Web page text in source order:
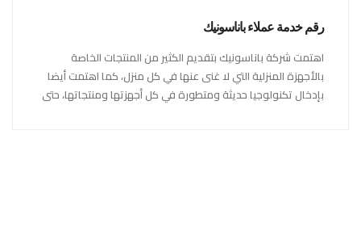
رقم خدمة عملاء باناسونيك
اهتمت شركة باناسونيك بتقديم الكثير من المنتجات الخاصة
بالأجهزة المنزلية التي لا غنى عنها في كل منزل، كما اهتمت أيضا
بإدخال تكنولوجيا حديثة ومتطورة في كل أجهزتها ومنتجاتها، حتى